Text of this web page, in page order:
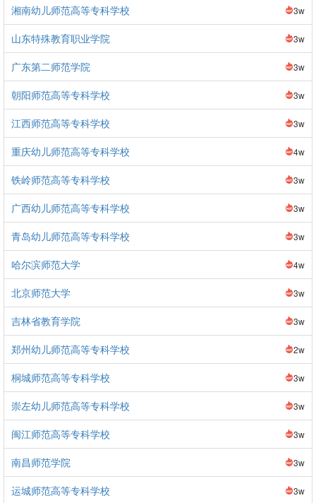
湘南幼儿师范高等专科学校 3w
山东特殊教育职业学院 3w
广东第二师范学院 3w
朝阳师范高等专科学校 3w
江西师范高等专科学校 3w
重庆幼儿师范高等专科学校 4w
铁岭师范高等专科学校 3w
广西幼儿师范高等专科学校 3w
青岛幼儿师范高等专科学校 3w
哈尔滨师范大学 4w
北京师范大学 3w
吉林省教育学院 3w
郑州幼儿师范高等专科学校 2w
桐城师范高等专科学校 3w
崇左幼儿师范高等专科学校 3w
闽江师范高等专科学校 3w
南昌师范学院 3w
运城师范高等专科学校 3w